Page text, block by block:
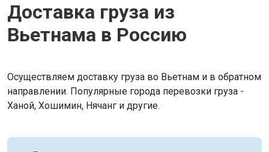
Доставка груза из
Вьетнама в Россию
Осуществляем доставку груза во Вьетнам и в обратном
направлении. Популярные города перевозки груза -
Ханой, Хошимин, Нячанг и другие.